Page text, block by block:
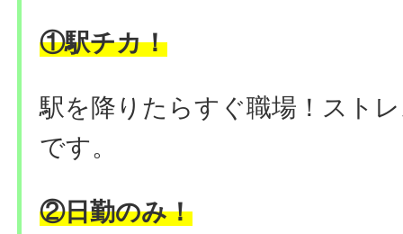
①駅チカ！
駅を降りたらすぐ職場！スト
です。
②日勤のみ！